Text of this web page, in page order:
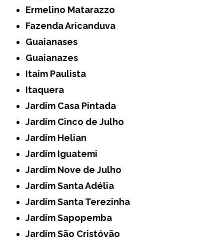
Ermelino Matarazzo
Fazenda Aricanduva
Guaianases
Guaianazes
Itaim Paulista
Itaquera
Jardim Casa Pintada
Jardim Cinco de Julho
Jardim Helian
Jardim Iguatemi
Jardim Nove de Julho
Jardim Santa Adélia
Jardim Santa Terezinha
Jardim Sapopemba
Jardim São Cristóvão